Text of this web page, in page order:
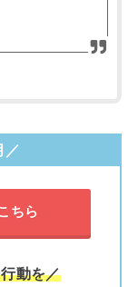
／
ちら
動を／